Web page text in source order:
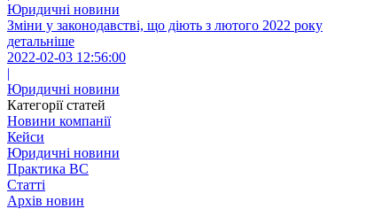
Юридичні новини
Зміни у законодавстві, що діють з лютого 2022 року
детальніше
2022-02-03 12:56:00
|
Юридичні новини
Категорії статей
Новини компанії
Кейси
Юридичні новини
Практика ВС
Статті
Архів новин